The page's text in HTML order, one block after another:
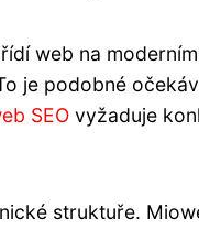
web na
je podobné
SEO vyžaduje
struktuře.